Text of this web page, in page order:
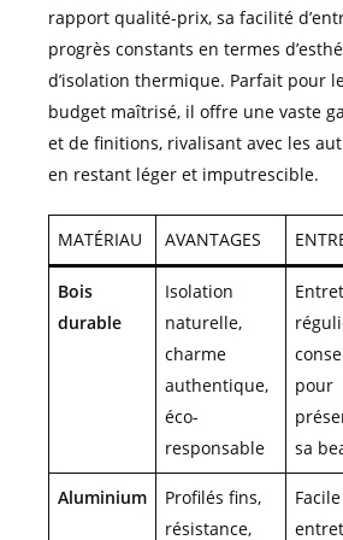
rapport qualité-prix, sa facilité
progrès constants en termes
d’isolation thermique. Parfait pour
budget maîtrisé, il offre une vaste
et de finitions, rivalisant avec les
en restant léger et imputrescible.
MATÉRIAU AVANTAGES
Bois
durable
Isolation
naturelle,
charme
authentique,
éco-
responsable
pour
sa
Aluminium
Profilés fins,
résistance,